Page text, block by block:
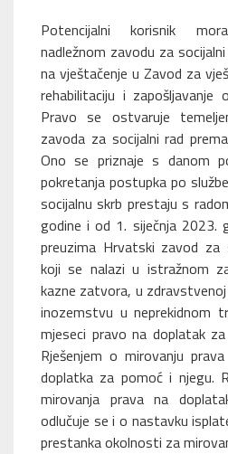
Potencijalni korisnik
nadležnom zavodu za
na vještačenje u Zavod za
rehabilitaciju i zapošljavanje
Pravo se ostvaruje
zavoda za socijalni rad
Ono se priznaje s danom
pokretanja postupka po
socijalnu skrb prestaju s
godine i od 1. siječnja 2023.
preuzima Hrvatski zavod za
koji se nalazi u istražnom
kazne zatvora, u
inozemstvu u neprekidnom
mjeseci pravo na doplatak
Rješenjem o mirovanju
doplatka za pomoć i njegu.
mirovanja prava na
odlučuje se i o nastavku
prestanka okolnosti za